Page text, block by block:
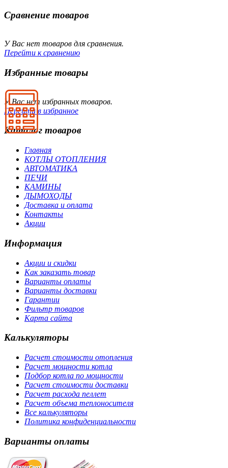
Сравнение товаров
У Вас нет товаров для сравнения.
Перейти к сравнению
Избранные товары
У Вас нет избранных товаров.
Перейти в избранное
Каталог товаров
Главная
КОТЛЫ ОТОПЛЕНИЯ
АВТОМАТИКА
ПЕЧИ
КАМИНЫ
ДЫМОХОДЫ
Доставка и оплата
Контакты
Акции
Информация
Акции и скидки
Как заказать товар
Варианты оплаты
Варианты доставки
Гарантии
Фильтр товаров
Карта сайта
Калькуляторы
Расчет стоимости отопления
Расчет мощности котла
Подбор котла по мощности
Расчет стоимости доставки
Расчет расхода пеллет
Расчет объема теплоносителя
Все калькуляторы
Политика конфиденциальности
Варианты оплаты